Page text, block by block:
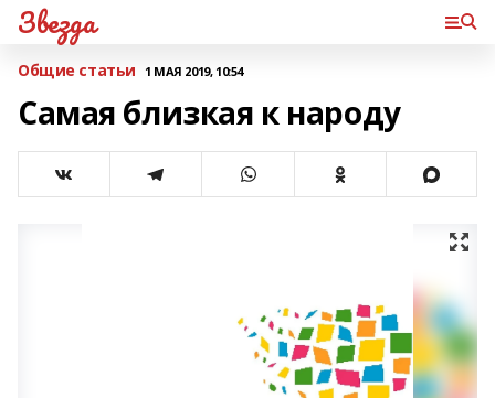
Звезда
Общие статьи 1 МАЯ 2019, 10:54
Самая близкая к народу